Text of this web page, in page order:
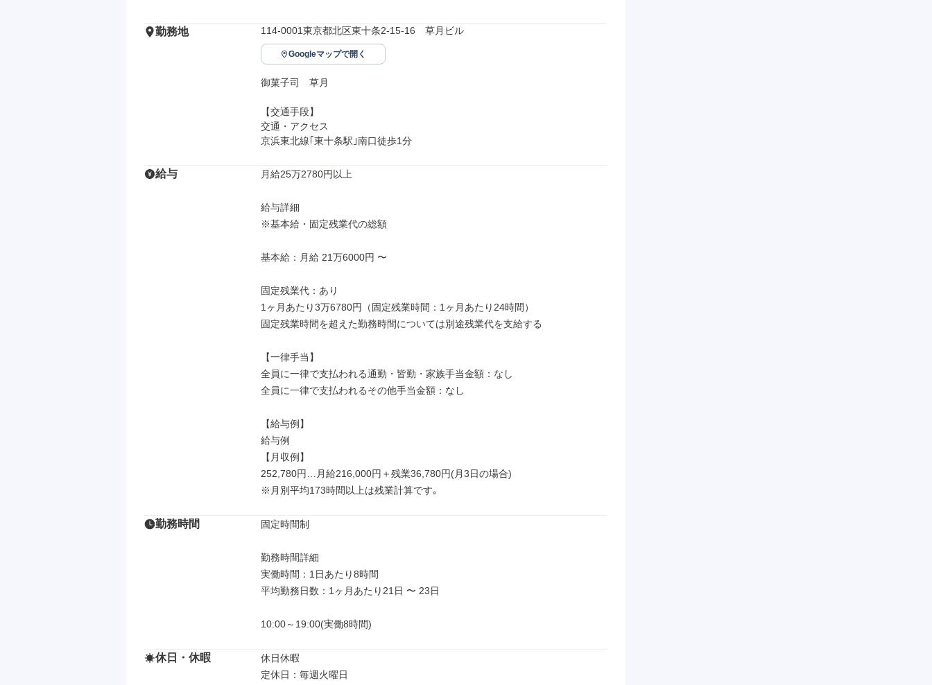
勤務地 114-0001東京都北区東十条2-15-16　草月ビル
Googleマップで開く
御菓子司　草月
【交通手段】
交通・アクセス
京浜東北線｢東十条駅｣南口徒歩1分
給与 月給25万2780円以上
給与詳細
※基本給・固定残業代の総額
基本給：月給 21万6000円 〜
固定残業代：あり
1ヶ月あたり3万6780円（固定残業時間：1ヶ月あたり24時間）
固定残業時間を超えた勤務時間については別途残業代を支給する
【一律手当】
全員に一律で支払われる通勤・皆勤・家族手当金額：なし
全員に一律で支払われるその他手当金額：なし
【給与例】
給与例
【月収例】
252,780円…月給216,000円＋残業36,780円(月3日の場合)
※月別平均173時間以上は残業計算です｡
勤務時間 固定時間制
勤務時間詳細
実働時間：1日あたり8時間
平均勤務日数：1ヶ月あたり21日 〜 23日
10:00～19:00(実働8時間)
休日・休暇
休日休暇
定休日：毎週火曜日